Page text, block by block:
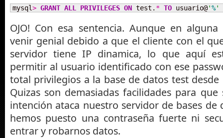
mysql> GRANT ALL PRIVILEGES ON test. * TO usuario@'%'
OJO! Con esa sentencia. Aunque en
venir genial debido a que el cliente con el
servidor tiene IP dinamica, lo que aquí
permitir al usuario identificado con ese
total privilegios a la base de datos test desde
Quizas son demasiadas facilidades para
intención ataca nuestro servidor de bases de
hemos puesto una contraseña fuerte ni
entrar y robarnos datos.